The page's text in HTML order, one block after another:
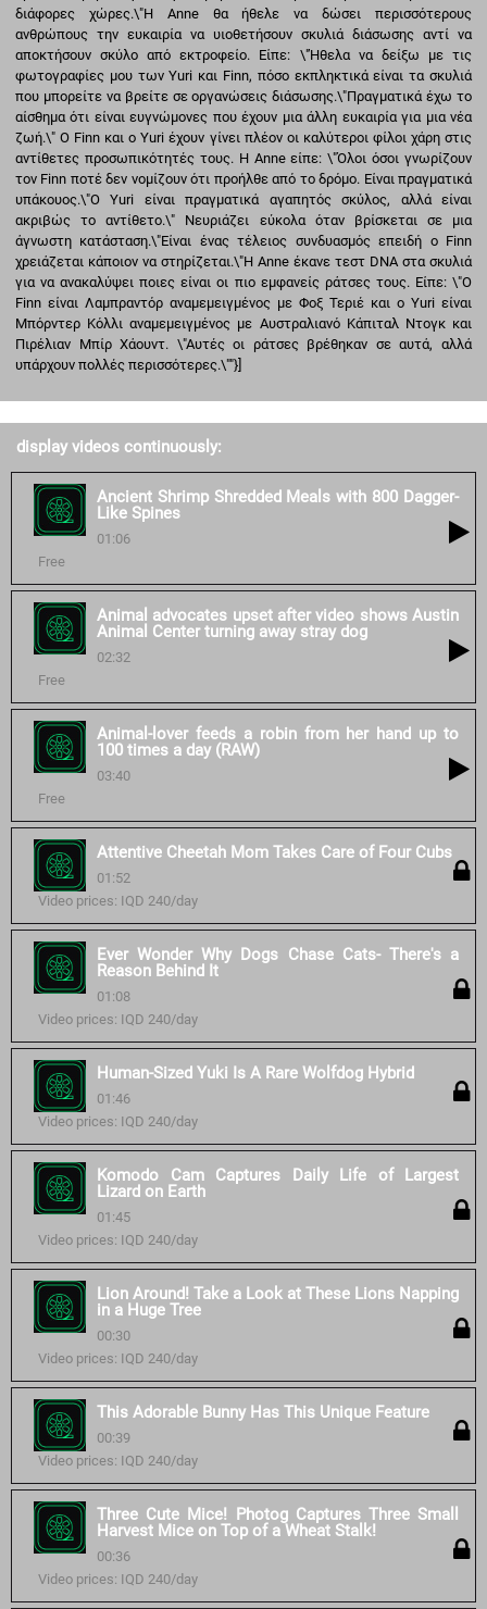
display videos continuously:
Ancient Shrimp Shredded Meals with 800 Dagger-
Like Spines
01:06
Free
Animal advocates upset after video shows Austin
Animal Center turning away stray dog
02:32
Free
Animal-lover feeds a robin from her hand up to
100 times a day (RAW)
03:40
Free
Attentive Cheetah Mom Takes Care of Four Cubs
01:52
Video prices: IQD 240/day
Ever Wonder Why Dogs Chase Cats- There's a
Reason Behind It
01:08
Video prices: IQD 240/day
Human-Sized Yuki Is A Rare Wolfdog Hybrid
01:46
Video prices: IQD 240/day
Komodo Cam Captures Daily Life of Largest
Lizard on Earth
01:45
Video prices: IQD 240/day
Lion Around! Take a Look at These Lions Napping
in a Huge Tree
00:30
Video prices: IQD 240/day
This Adorable Bunny Has This Unique Feature
00:39
Video prices: IQD 240/day
Three Cute Mice! Photog Captures Three Small
Harvest Mice on Top of a Wheat Stalk!
00:36
Video prices: IQD 240/day